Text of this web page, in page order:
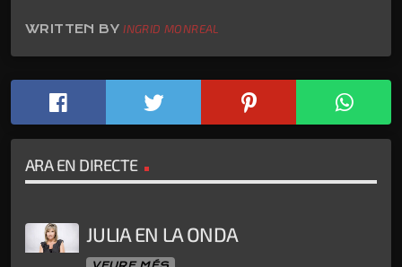
WRITTEN BYINGRID MONREAL
ARA EN DIRECTE
JULIA EN LA ONDA